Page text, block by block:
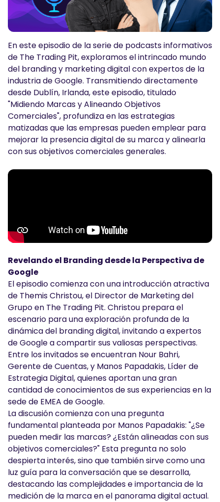
Horario festivo del mercado
En este episodio de la serie de podcasts informativos
de The Trading Pit, exploramos el intrincado mundo
del branding y marketing digital con expertos de la
industria de Google. Transmitiendo directamente
desde Dublín, Irlanda, este episodio, titulado
"Midiendo Marcas y Alineando Objetivos
Comerciales", profundiza en las estrategias
matizadas que las empresas pueden emplear para
mejorar la presencia digital de su marca y alinearla
con sus objetivos comerciales generales.
Revelando el Branding desde la Perspectiva de
Google
El episodio comienza con una introducción atractiva
de Themis Christou, el Director de Marketing del
Grupo en The Trading Pit. Christou prepara el
escenario para una exploración profunda de la
dinámica del branding digital, invitando a expertos
de Google a compartir sus valiosas perspectivas.
Entre los invitados se encuentran Nour Bahri,
Gerente de Cuentas, y Manos Papadakis, Líder de
Estrategia Digital, quienes aportan una gran
cantidad de conocimientos de sus experiencias en la
sede de EMEA de Google.
La discusión comienza con una pregunta
fundamental planteada por Manos Papadakis: "¿Se
pueden medir las marcas? ¿Están alineadas con sus
objetivos comerciales?" Esta pregunta no solo
despierta interés, sino que también sirve como una
luz guía para la conversación que se desarrolla,
destacando las complejidades e importancia de la
medición de la marca en el panorama digital actual.